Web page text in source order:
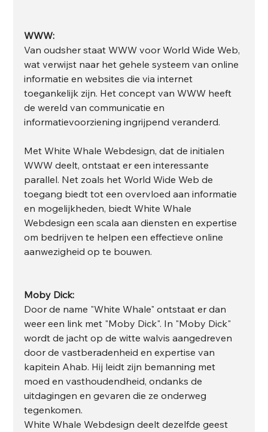
WWW:
Van oudsher staat WWW voor World Wide Web,
wat verwijst naar het gehele systeem van online
informatie en websites die via internet
toegankelijk zijn. Het concept van WWW heeft
de wereld van communicatie en
informatievoorziening ingrijpend veranderd.
Met White Whale Webdesign, dat de initialen
WWW deelt, ontstaat er een interessante
parallel. Net zoals het World Wide Web de
toegang biedt tot een overvloed aan informatie
en mogelijkheden, biedt White Whale
Webdesign een scala aan diensten en expertise
om bedrijven te helpen een effectieve online
aanwezigheid op te bouwen.
Moby Dick:
Door de name "White Whale" ontstaat er dan
weer een link met "Moby Dick". In "Moby Dick"
wordt de jacht op de witte walvis aangedreven
door de vastberadenheid en expertise van
kapitein Ahab. Hij leidt zijn bemanning met
moed en vasthoudendheid, ondanks de
uitdagingen en gevaren die ze onderweg
tegenkomen.
White Whale Webdesign deelt dezelfde geest